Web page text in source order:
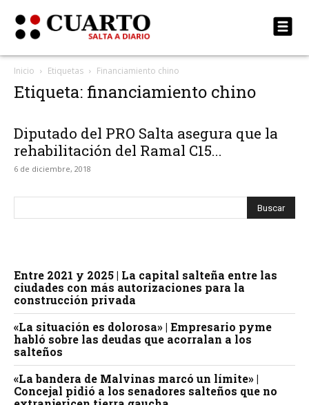
Inicio Etiquetas Financiamiento chino
Etiqueta: financiamiento chino
Diputado del PRO Salta asegura que la
rehabilitación del Ramal C15...
6 de diciembre, 2018
Entre 2021 y 2025 | La capital salteña entre las
ciudades con más autorizaciones para la
construcción privada
«La situación es dolorosa» | Empresario pyme
habló sobre las deudas que acorralan a los
salteños
«La bandera de Malvinas marcó un límite» |
Concejal pidió a los senadores salteños que no